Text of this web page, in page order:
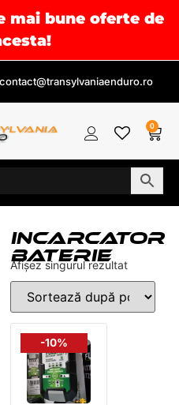
mai bune oferte de
contact@transylvaniaenduro.ro
0
INCARCATOR
BATERIE
Afișez singurul rezultat
-10%